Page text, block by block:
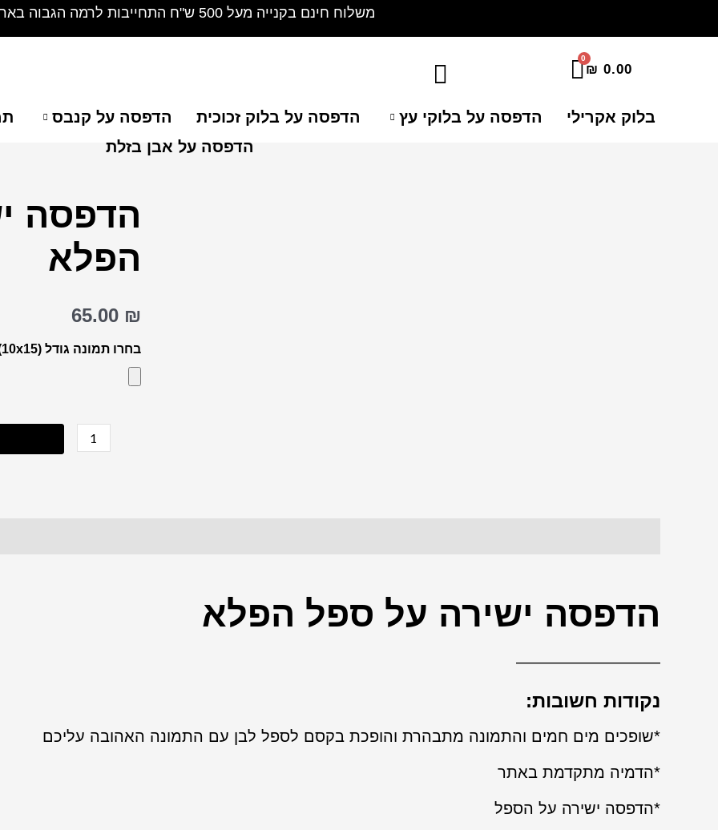
לתוכן
משלוח חינם בקנייה מעל 500 ש"ח התחייבות לרמה הגבוה בארץ !
0.00
₪
בלוק אקרילי הדפסה על בלוקי עץ הדפסה על בלוק זכוכית הדפסה על קנבס
הדפסה על אבן בזלת
הדפסה
הפלא
65.00 ₪
בחרו תמונה גודל (10x15)
כמות
של
הדפסה
ישירה
ספל
הפלא
הדפסה ישירה על ספל הפלא
—————————
נקודות חשובות:
*שופכים מים חמים והתמונה מתבהרת והופכת בקסם לספל לבן עם התמונה האהובה עליכם
*הדמיה מתקדמת באתר
*הדפסה ישירה על הספל